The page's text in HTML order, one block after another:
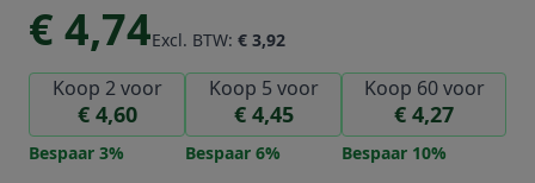
€ 4,74Excl. BTW: € 3,92
Koop 2 voor
€ 4,60
Bespaar 3%
Koop 5 voor
€ 4,45
Bespaar 6%
Koop 60 voor
€ 4,27
Bespaar 10%